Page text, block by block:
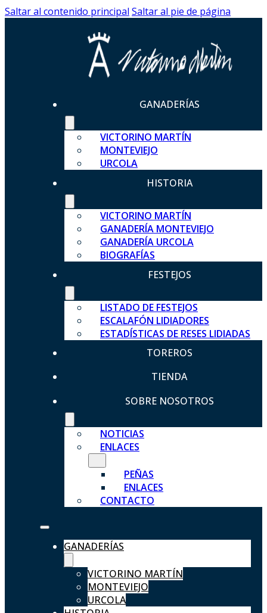
Saltar al contenido principal Saltar al pie de página
GANADERÍAS
VICTORINO MARTÍN
MONTEVIEJO
URCOLA
HISTORIA
VICTORINO MARTÍN
GANADERÍA MONTEVIEJO
GANADERÍA URCOLA
BIOGRAFÍAS
FESTEJOS
LISTADO DE FESTEJOS
ESCALAFÓN LIDIADORES
ESTADÍSTICAS DE RESES LIDIADAS
TOREROS
TIENDA
SOBRE NOSOTROS
NOTICIAS
ENLACES
PEÑAS
ENLACES
CONTACTO
GANADERÍAS
VICTORINO MARTÍN
MONTEVIEJO
URCOLA